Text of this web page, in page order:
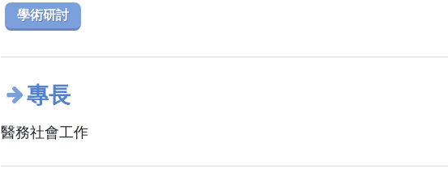
學術研討
專長
醫務社會工作